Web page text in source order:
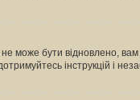
може бути відновлено,
інструкцій і